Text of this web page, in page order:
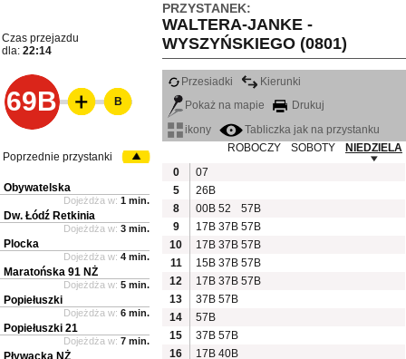
PRZYSTANEK:
WALTERA-JANKE -
WYSZYŃSKIEGO (0801)
Czas przejazdu
dla: 22:14
69B
Przesiadki
Kierunki
Pokaż na mapie
Drukuj
ikony
Tabliczka jak na przystanku
ROBOCZY
SOBOTY
NIEDZIELA
0
07
5
26B
8
00B 52
57B
9
17B 37B 57B
10
17B 37B 57B
11
15B 37B 57B
12
17B 37B 57B
13
37B 57B
14
57B
15
37B 57B
16
17B 40B
B
Poprzednie przystanki
Obywatelska
Dojeżdża w: 1 min.
Dw. Łódź Retkinia
Dojeżdża w: 3 min.
Plocka
Dojeżdża w: 4 min.
Maratońska 91 NŻ
Dojeżdża w: 5 min.
Popiełuszki
Dojeżdża w: 6 min.
Popiełuszki 21
Dojeżdża w: 7 min.
Pływacka NŻ